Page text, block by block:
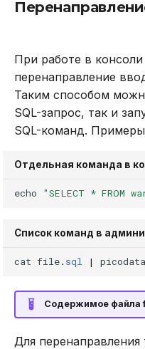
При работе в
перенаправление
Таким способом
SQL-запрос, так и
SQL-команд.
Отдельная команда в
echo "SELECT * FROM
Список команд в
cat file. sql | picodata
Содержимое файла
Для перенаправления